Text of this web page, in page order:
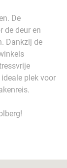
De
de deur en
Dankzij de
plek voor